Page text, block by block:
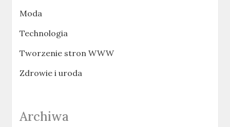
Moda
Technologia
Tworzenie stron WWW
Zdrowie i uroda
Archiwa